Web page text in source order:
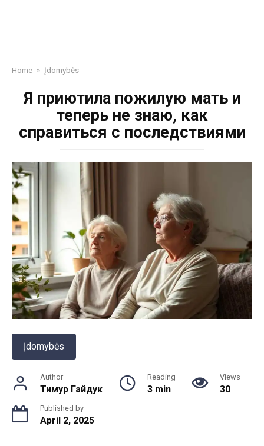
Home » Įdomybės
Я приютила пожилую мать и
теперь не знаю, как
справиться с последствиями
Įdomybės
Author
Тимур Гайдук
Reading
3 min
Views
30
Published by
April 2, 2025